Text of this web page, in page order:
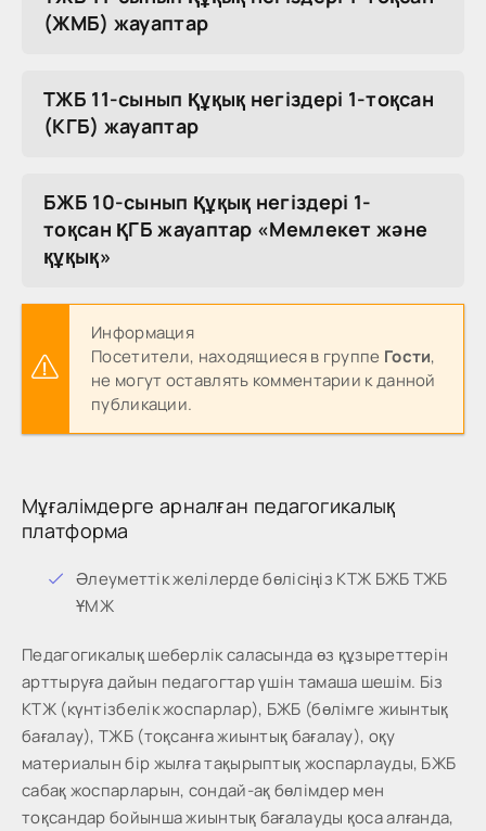
(ЖМБ) жауаптар
ТЖБ 11-сынып Құқық негіздері 1-тоқсан
(КГБ) жауаптар
БЖБ 10-сынып Құқық негіздері 1-
тоқсан ҚГБ жауаптар «Мемлекет және
құқық»
Информация
Посетители, находящиеся в группе Гости,
не могут оставлять комментарии к данной
публикации.
Мұғалімдерге арналған педагогикалық
платформа
Әлеуметтік желілерде бөлісіңіз КТЖ БЖБ ТЖБ
ҰМЖ
Педагогикалық шеберлік саласында өз құзыреттерін
арттыруға дайын педагогтар үшін тамаша шешім. Біз
КТЖ (күнтізбелік жоспарлар), БЖБ (бөлімге жиынтық
бағалау), ТЖБ (тоқсанға жиынтық бағалау), оқу
материалын бір жылға тақырыптық жоспарлауды, БЖБ
сабақ жоспарларын, сондай-ақ бөлімдер мен
тоқсандар бойынша жиынтық бағалауды қоса алғанда,